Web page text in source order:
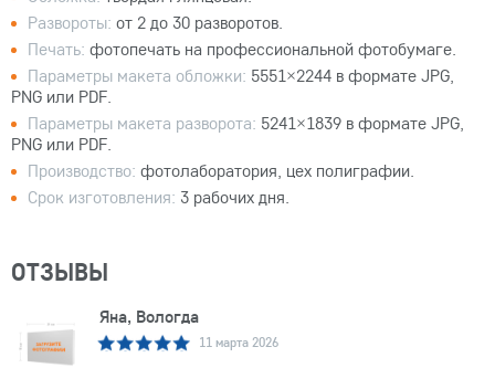
Развороты: от 2 до 30 разворотов.
Печать: фотопечать на профессиональной фотобумаге.
Параметры макета обложки: 5551×2244 в формате JPG,
PNG или PDF.
Параметры макета разворота: 5241×1839 в формате JPG,
PNG или PDF.
Производство: фотолаборатория, цех полиграфии.
Срок изготовления: 3 рабочих дня.
ОТЗЫВЫ
Яна, Вологда
11 марта 2026